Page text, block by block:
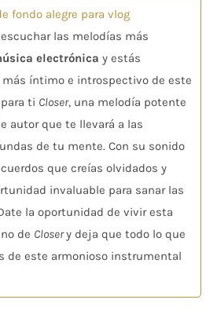
fondo alegre para vlog
las melodías más
electrónica y estás
íntimo e introspectivo de este
ti Closer, una melodía potente
autor que te llevará a las
de tu mente. Con su sonido
que creías olvidados y
invaluable para sanar las
la oportunidad de vivir esta
de Closery deja que todo lo que
de este armonioso instrumental